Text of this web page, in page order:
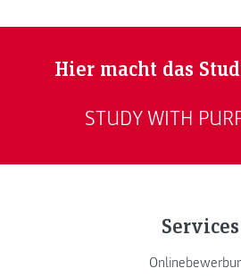
Hier macht das
STUDY WITH
Services